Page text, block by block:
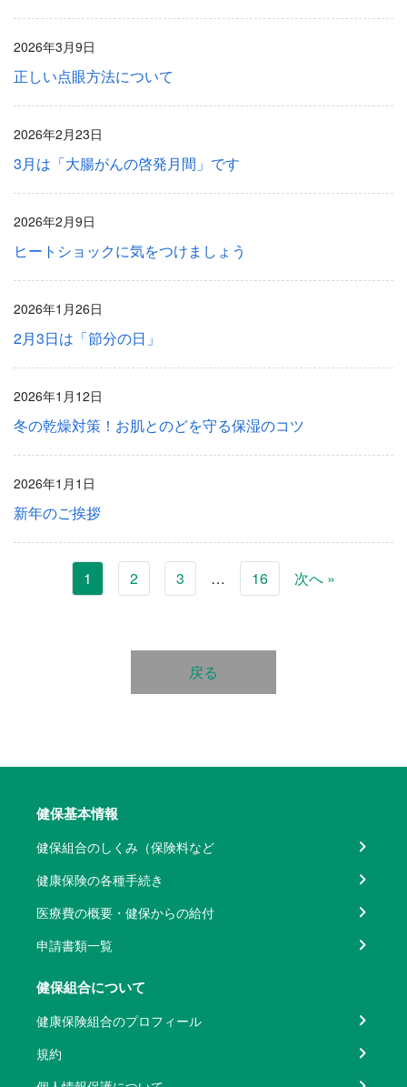
2026年3月9日
正しい点眼方法について
2026年2月23日
3月は「大腸がんの啓発月間」です
2026年2月9日
ヒートショックに気をつけましょう
2026年1月26日
2月3日は「節分の日」
2026年1月12日
冬の乾燥対策！お肌とのどを守る保湿のコツ
2026年1月1日
新年のご挨拶
1 2 3 … 16 次へ »
戻る
健保基本情報
健保組合のしくみ（保険料など
健康保険の各種手続き
医療費の概要・健保からの給付
申請書類一覧
健保組合について
健康保険組合のプロフィール
規約